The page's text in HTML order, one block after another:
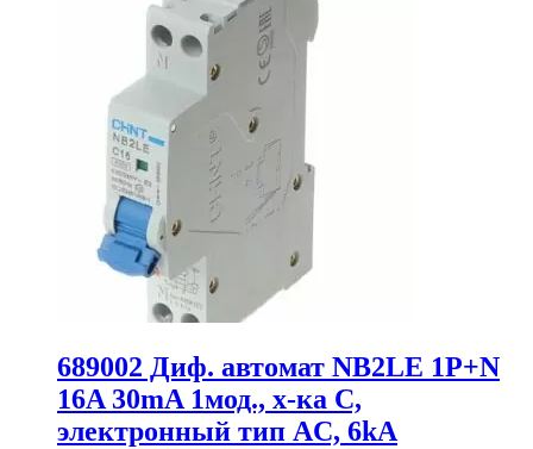
689002 Диф. автомат NB2LE 1P+N
16A 30mA 1мод., х-ка С,
электронный тип AС, 6kA